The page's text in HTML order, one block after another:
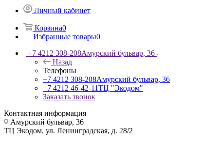
Личный кабинет
Корзина0
Избранные товары0
+7 4212 308-208Амурский бульвар, 36
Назад
Телефоны
+7 4212 308-208Амурский бульвар, 36
+7 4212 46-42-11ТЦ "Экодом"
Заказать звонок
Контактная информация
Амурский бульвар, 36
ТЦ Экодом, ул. Ленинградская, д. 28/2